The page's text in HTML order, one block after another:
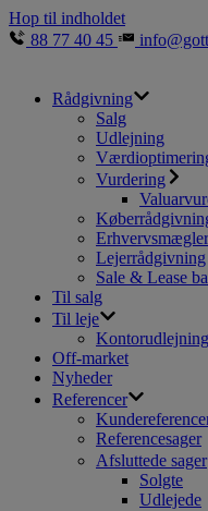
Hop til indholdet
88 77 40 45
Rådgivning
Salg
Udlejning
Vurdering
Lejerrådgivning
Sale & Lease
Til salg
Til leje
Off-market
Nyheder
Referencer
Referencesager
Afsluttede sager
Solgte
Udlejede